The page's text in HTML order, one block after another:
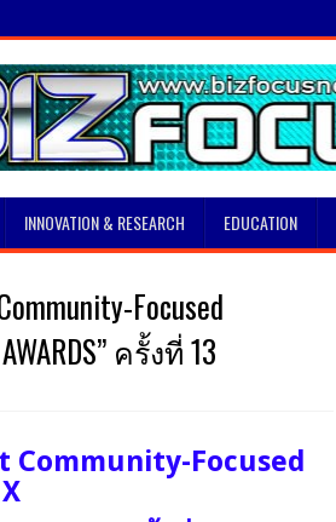
INNOVATION & RESEARCH EDUCATION
Focused
ครั้งที่ 13
Community-Focused